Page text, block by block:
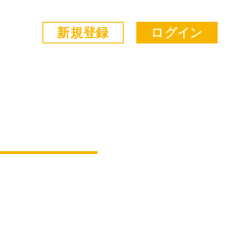
新規登録 ログイン